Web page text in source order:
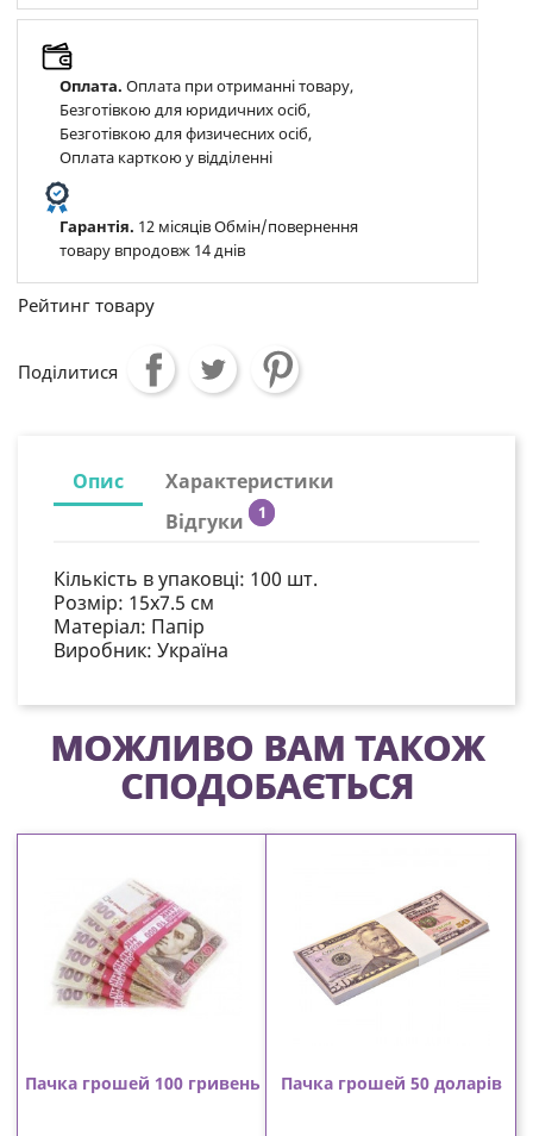
Оплата. Оплата при отриманні товару,
Безготівкою для юридичних осіб,
Безготівкою для физичесних осіб,
Оплата карткою у відділенні
Гарантія. 12 місяців Обмін/повернення
товару впродовж 14 днів
Рейтинг товару
Поділитися
Опис
Характеристики
Відгуки
1
Кількість в упаковці: 100 шт.
Розмір: 15х7.5 см
Матеріал: Папір
Виробник: Україна
МОЖЛИВО ВАМ ТАКОЖ
СПОДОБАЄТЬСЯ
Пачка грошей 100 гривень Пачка грошей 50 доларів